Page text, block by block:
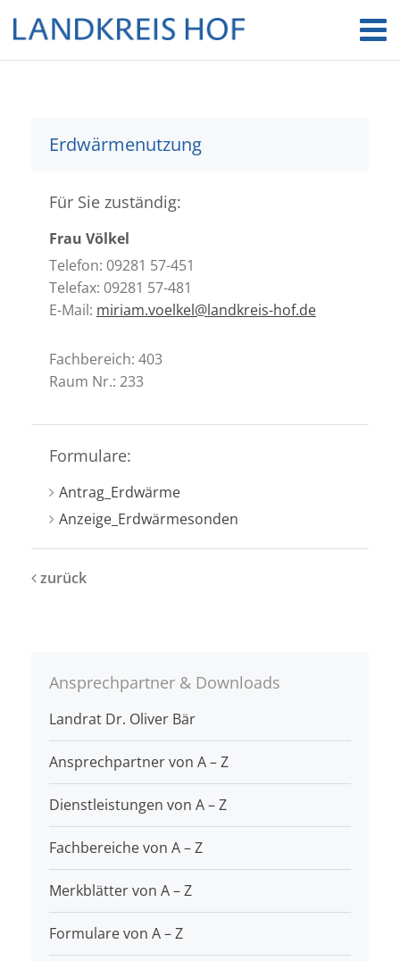
Erdwärmenutzung
Für Sie zuständig:
Frau Völkel
Telefon: 09281 57-451
Telefax: 09281 57-481
E-Mail: miriam.voelkel@landkreis-hof.de
Fachbereich: 403
Raum Nr.: 233
Formulare:
Antrag_Erdwärme
Anzeige_Erdwärmesonden
zurück
Ansprechpartner & Downloads
Landrat Dr. Oliver Bär
Ansprechpartner von A – Z
Dienstleistungen von A – Z
Fachbereiche von A – Z
Merkblätter von A – Z
Formulare von A – Z